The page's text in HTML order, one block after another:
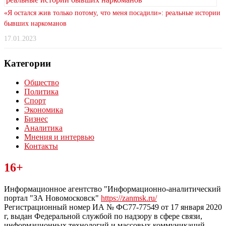
«Я остался жив только потому, что меня посадили»: реальные истории
бывших наркоманов
17.01.2023
Категории
Общество
Политика
Спорт
Экономика
Бизнес
Аналитика
Мнения и интервью
Контакты
Читайте последние новости дня в Тульской области на сайте
“ЗаНовомосковск”
16+
Информационное агентство "Информационно-аналитический
портал "ЗА Новомосковск" https://zanmsk.ru/
Регистрационный номер ИА № ФС77-77549 от 17 января 2020
г, выдан Федеральной службой по надзору в сфере связи,